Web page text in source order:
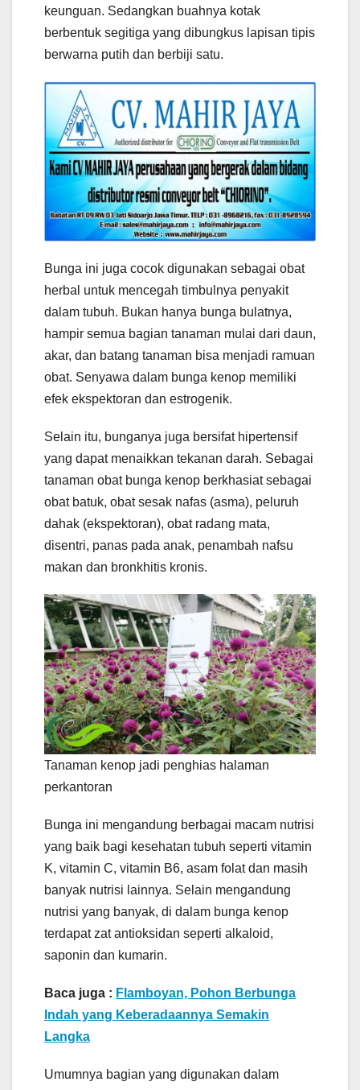
keunguan. Sedangkan buahnya kotak
berbentuk segitiga yang dibungkus lapisan tipis
berwarna putih dan berbiji satu.
Bunga ini juga cocok digunakan sebagai obat
herbal untuk mencegah timbulnya penyakit
dalam tubuh. Bukan hanya bunga bulatnya,
hampir semua bagian tanaman mulai dari daun,
akar, dan batang tanaman bisa menjadi ramuan
obat. Senyawa dalam bunga kenop memiliki
efek ekspektoran dan estrogenik.
Selain itu, bunganya juga bersifat hipertensif
yang dapat menaikkan tekanan darah. Sebagai
tanaman obat bunga kenop berkhasiat sebagai
obat batuk, obat sesak nafas (asma), peluruh
dahak (ekspektoran), obat radang mata,
disentri, panas pada anak, penambah nafsu
makan dan bronkhitis kronis.
Tanaman kenop jadi penghias halaman
perkantoran
Bunga ini mengandung berbagai macam nutrisi
yang baik bagi kesehatan tubuh seperti vitamin
K, vitamin C, vitamin B6, asam folat dan masih
banyak nutrisi lainnya. Selain mengandung
nutrisi yang banyak, di dalam bunga kenop
terdapat zat antioksidan seperti alkaloid,
saponin dan kumarin.
Baca juga : Flamboyan, Pohon Berbunga
Indah yang Keberadaannya Semakin
Langka
Umumnya bagian yang digunakan dalam